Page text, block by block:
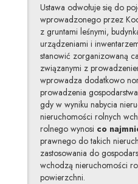
Ustawa odwołuje się do
wprowadzonego przez
z gruntami leśnymi,
urządzeniami i
stanowić zorganizowaną
związanymi z
wprowadza dodatkowo
prowadzenia
gdy w wyniku nabycia
nieruchomości rolnych
rolnego wynosi co
prawnego do takich
zastosowania do
wchodzą nieruchomości
powierzchni.